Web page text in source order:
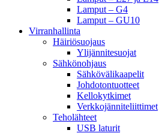
Lamput – G4
Lamput – GU10
Virranhallinta
Häiriösuojaus
Ylijännitesuojat
Sähkönohjaus
Sähkövälikaapelit
Johdotontuotteet
Kellokytkimet
Verkkojänniteliittimet
Teholähteet
USB laturit